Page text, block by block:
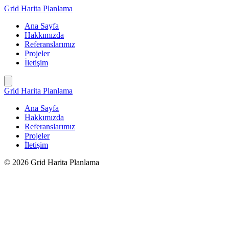
İçeriğe
Grid Harita Planlama
Ana Sayfa
Hakkımızda
Referanslarımız
Projeler
İletişim
Grid Harita Planlama
Ana Sayfa
Hakkımızda
Referanslarımız
Projeler
İletişim
© 2026 Grid Harita Planlama